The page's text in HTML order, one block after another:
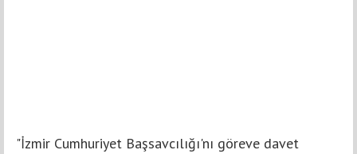
"İzmir Cumhuriyet Başsavcılığı'nı göreve davet